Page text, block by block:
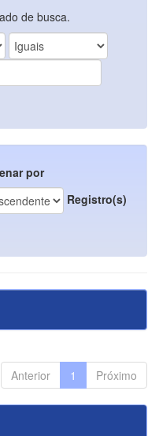
de busca.
por
Registro(s)
Anterior 1 Próximo